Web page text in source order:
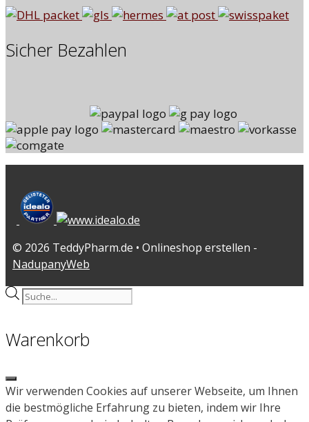
Sicher Bezahlen
© 2026 TeddyPharm.de • Onlineshop erstellen -
NadupanyWeb
Products
search
Warenkorb
Close
Wir verwenden Cookies auf unserer Webseite, um Ihnen
die bestmögliche Erfahrung zu bieten, indem wir Ihre